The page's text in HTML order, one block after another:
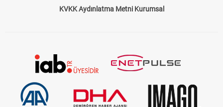
KVKK Aydınlatma Metni Kurumsal